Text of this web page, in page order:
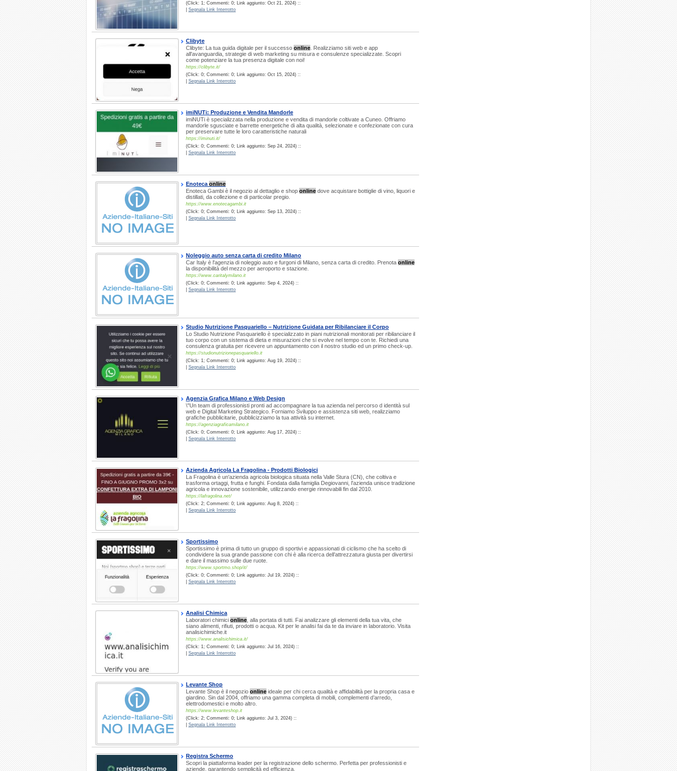
(Click: 1; Commenti: 0; Link aggiunto: Oct 21, 2024) ::
Segnala Link Interrotto
Clibyte
Clibyte: La tua guida digitale per il successo online . Realizziamo siti web e app
all'avanguardia, strategie di web marketing su misura e consulenze specializzate. Scopri
come potenziare la tua presenza digitale con noi!
https://clibyte.it/
(Click: 0; Commenti: 0; Link aggiunto: Oct 15, 2024) ::
Segnala Link Interrotto
imiNUTi: Produzione e Vendita Mandorle
imiNUTi è specializzata nella produzione e vendita di mandorle coltivate a Cuneo. Offriamo
mandorle sgusciate e barrette energetiche di alta qualità, selezionate e confezionate con cura
per preservare tutte le loro caratteristiche naturali
https://iminuti.it/
(Click: 0; Commenti: 0; Link aggiunto: Sep 24, 2024) ::
Segnala Link Interrotto
Enoteca online
Enoteca Gambi è il negozio al dettaglio e shop online dove acquistare bottiglie di vino, liquori e
distillati, da collezione e di particolar pregio.
https://www.enotecagambi.it
(Click: 0; Commenti: 0; Link aggiunto: Sep 13, 2024) ::
Segnala Link Interrotto
Noleggio auto senza carta di credito Milano
Car Italy è l'agenzia di noleggio auto e furgoni di Milano, senza carta di credito. Prenota online
la disponibilità del mezzo per aeroporto e stazione.
https://www.caritalymilano.it
(Click: 0; Commenti: 0; Link aggiunto: Sep 4, 2024) ::
Segnala Link Interrotto
Studio Nutrizione Pasquariello – Nutrizione Guidata per Ribilanciare il Corpo
Lo Studio Nutrizione Pasquariello è specializzato in piani nutrizionali monitorati per ribilanciare il
tuo corpo con un sistema di dieta e misurazioni che si evolve nel tempo con te. Richiedi una
consulenza gratuita per ricevere un appuntamento con il nostro studio ed un primo check-up.
https://studionutrizionepasquariello.it
(Click: 1; Commenti: 0; Link aggiunto: Aug 19, 2024) ::
Segnala Link Interrotto
Agenzia Grafica Milano e Web Design
\"Un team di professionisti pronti ad accompagnare la tua azienda nel percorso d identità sul
web e Digital Marketing Strategico. Forniamo Sviluppo e assistenza siti web, realizziamo
grafiche pubblicitarie, pubblicizziamo la tua attività su internet.
https://agenziagraficamilano.it
(Click: 0; Commenti: 0; Link aggiunto: Aug 17, 2024) ::
Segnala Link Interrotto
Azienda Agricola La Fragolina - Prodotti Biologici
La Fragolina è un'azienda agricola biologica situata nella Valle Stura (CN), che coltiva e
trasforma ortaggi, frutta e funghi. Fondata dalla famiglia Degiovanni, l'azienda unisce tradizione
agricola e innovazione sostenibile, utilizzando energie rinnovabili fin dal 2010.
https://lafragolina.net/
(Click: 2; Commenti: 0; Link aggiunto: Aug 8, 2024) ::
Segnala Link Interrotto
Sportissimo
Sportissimo è prima di tutto un gruppo di sportivi e appassionati di ciclismo che ha scelto di
condividere la sua grande passione con chi è alla ricerca dell’attrezzatura giusta per divertirsi
e dare il massimo sulle due ruote.
https://www.sportmo.shop/it/
(Click: 0; Commenti: 0; Link aggiunto: Jul 19, 2024) ::
Segnala Link Interrotto
Analisi Chimica
Laboratori chimici online , alla portata di tutti. Fai analizzare gli elementi della tua vita, che
siano alimenti, rifiuti, prodotti o acqua. Kit per le analisi fai da te da inviare in laboratorio. Visita
analisichimiche.it
https://www.analisichimica.it/
(Click: 1; Commenti: 0; Link aggiunto: Jul 16, 2024) ::
Segnala Link Interrotto
Levante Shop
Levante Shop è il negozio online ideale per chi cerca qualità e affidabilità per la propria casa e
giardino. Sin dal 2004, offriamo una gamma completa di mobili, complementi d’arredo,
elettrodomestici e molto altro.
https://www.levanteshop.it
(Click: 2; Commenti: 0; Link aggiunto: Jul 3, 2024) ::
Segnala Link Interrotto
Registra Schermo
Scopri la piattaforma leader per la registrazione dello schermo. Perfetta per professionisti e
aziende, garantendo semplicità ed efficienza.